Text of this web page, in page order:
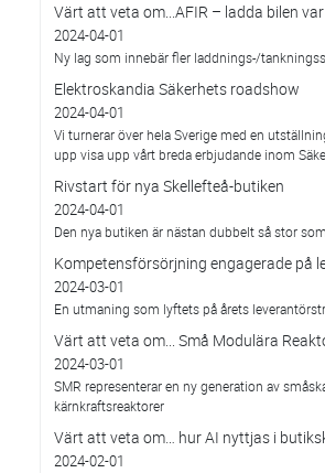
Värt att veta om...AFIR – ladda bilen
2024-04-01
Ny lag som innebär fler laddnings-/
Elektroskandia Säkerhets roadshow
2024-04-01
Vi turnerar över hela Sverige med en
upp visa upp vårt breda erbjudande inom
Rivstart för nya Skellefteå-butiken
2024-04-01
Den nya butiken är nästan dubbelt så stor
Kompetensförsörjning engagerade på
2024-03-01
En utmaning som lyftets på årets
Värt att veta om... Små Modulära
2024-03-01
SMR representerar en ny generation av
kärnkraftsreaktorer
Värt att veta om… hur AI nyttjas i
2024-02-01